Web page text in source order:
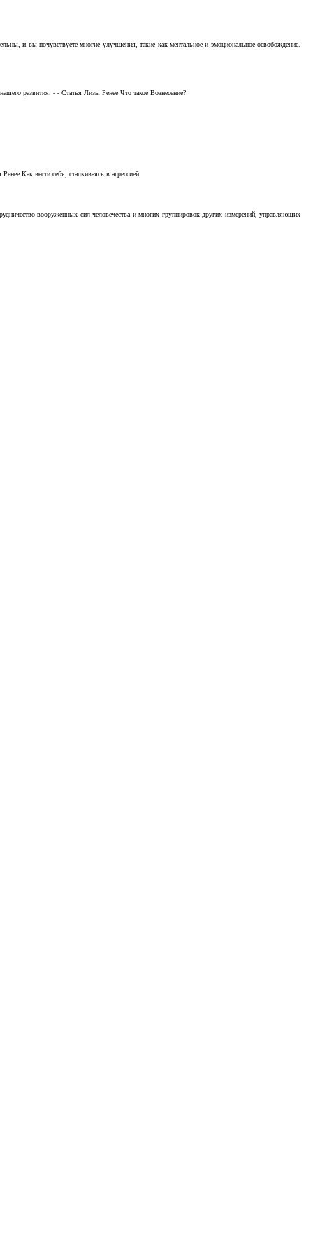
и вы почувствуете многие улучшения, такие как ментальное и эмоциональное освобождение.
развития. - - Статья Лизы Ренее Что такое Вознесение?
Как вести себя, сталкиваясь в агрессией
вооруженных сил человечества и многих группировок других измерений, управляющих